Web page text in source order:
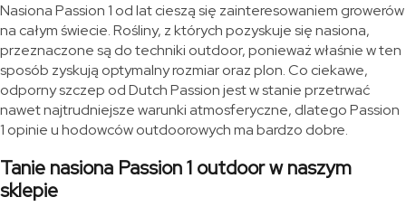
Nasiona Passion 1 od lat cieszą się zainteresowaniem growerów
na całym świecie. Rośliny, z których pozyskuje się nasiona,
przeznaczone są do techniki outdoor, ponieważ właśnie w ten
sposób zyskują optymalny rozmiar oraz plon. Co ciekawe,
odporny szczep od Dutch Passion jest w stanie przetrwać
nawet najtrudniejsze warunki atmosferyczne, dlatego Passion
1 opinie u hodowców outdoorowych ma bardzo dobre.
Tanie nasiona Passion 1 outdoor w naszym
sklepie